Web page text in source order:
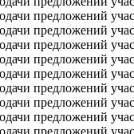
предложений
предложений
предложений
предложений
предложений
предложений
предложений
предложений
предложений